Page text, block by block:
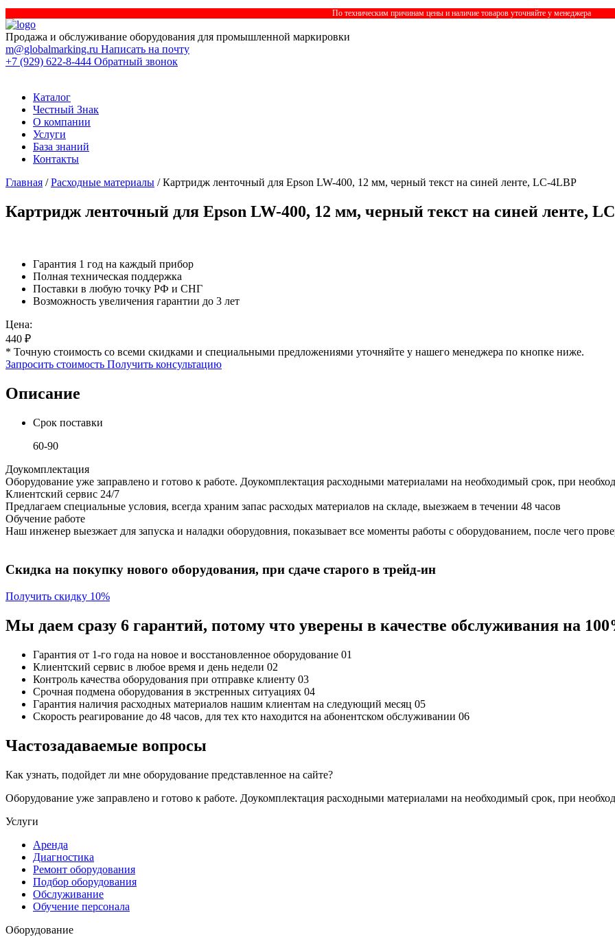
По техническим причинам цены и наличие товаров уточняйте у менеджера
Продажа и обслуживание оборудования для промышленной маркировки
m@globalmarking.ru Написать на почту
+7 (929) 622-8-444 Обратный звонок
Каталог
Честный Знак
О компании
Услуги
База знаний
Контакты
Главная /Расходные материалы / Картридж ленточный для Epson LW-400, 12 мм, черный текст на синей ленте, LC-4LBP
Картридж ленточный для Epson LW-400, 12 мм, черный текст на синей ленте,
Гарантия 1 год на каждый прибор
Полная техническая поддержка
Поставки в любую точку РФ и СНГ
Возможность увеличения гарантии до 3 лет
Цена:
440 ₽
* Точную стоимость со всеми скидками и специальными предложениями уточняйте у нашего менеджера по кнопке ниже.
Запросить стоимость Получить консультацию
Описание
Срок поставки
60-90
Доукомплектация
Оборудование уже заправлено и готово к работе. Доукомплектация расходными материалами на необходимый срок, при
Клиентский сервис 24/7
Предлагаем специальные условия, всегда храним запас расходых материалов на складе, выезжаем в течении 48 часов
Обучение работе
Наш инженер выезжает для запуска и наладки оборудовния, показывает все моменты работы с оборудованием, после чего
Скидка на покупку нового оборудования, при сдаче старого в трейд-ин
Получить скидку 10%
Мы даем сразу 6 гарантий, потому что уверены в качестве обслуживания на
Гарантия от 1-го года на новое и восстановленное оборудование 01
Клиентский сервис в любое время и день недели 02
Контроль качества оборудования при отправке клиенту 03
Срочная подмена оборудования в экстренных ситуациях 04
Гарантия наличия расходных материалов нашим клиентам на следующий месяц 05
Скорость реагирование до 48 часов, для тех кто находится на абонентском обслуживании 06
Частозадаваемые вопросы
Как узнать, подойдет ли мне оборудование представленное на сайте?
Оборудование уже заправлено и готово к работе. Доукомплектация расходными материалами на необходимый срок, при
Услуги
Аренда
Диагностика
Ремонт оборудования
Подбор оборудования
Обслуживание
Обучение персонала
Оборудование